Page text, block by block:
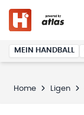
MEIN HANDBALL
Home Ligen